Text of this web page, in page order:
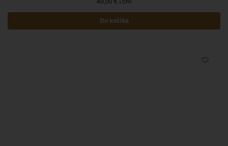
s DPH
Do košíka